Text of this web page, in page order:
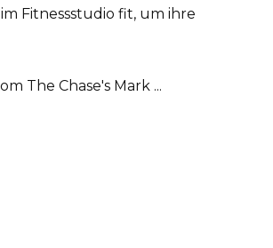
im Fitnessstudio fit, um ihre